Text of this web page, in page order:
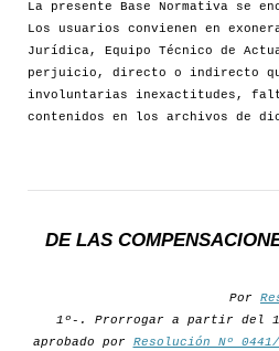
La presente Base Normativa se
Los usuarios convienen en
Jurídica, Equipo Técnico de
perjuicio, directo o indirecto
involuntarias inexactitudes,
contenidos en los archivos de
DE LAS
Por
1º-. Prorrogar a partir del
aprobado por Resolución Nº